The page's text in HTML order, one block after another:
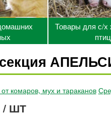
Товары для с/х
птиц
комаров, мух и тараканов
/ ШТ